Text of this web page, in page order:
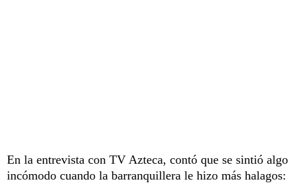
En la entrevista con TV Azteca, contó que se sintió algo
incómodo cuando la barranquillera le hizo más halagos: